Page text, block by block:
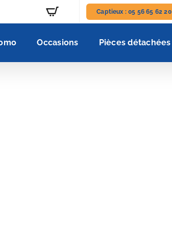
Captieux : 05 56 65 62 20
Occasions Pièces détachées